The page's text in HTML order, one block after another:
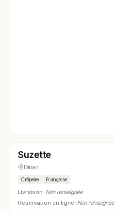
N° 4
Suzette
Dinan
Crêperie Française
Livraison :Non renseignée
Réservation en ligne :Non renseignée